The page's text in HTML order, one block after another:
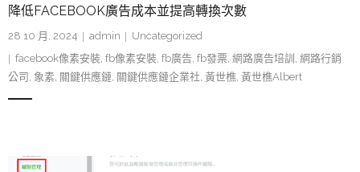
降低FACEBOOK廣告成本並提高轉換次數
28 10 月, 2024 admin
Uncategorized
facebook像素安裝 fb像素安裝 fb廣告 fb發票 網路廣告培訓 網路行銷
公司 象素 關鍵供應鏈 關鍵供應鏈企業社 黃世樵 黃世樵Albert